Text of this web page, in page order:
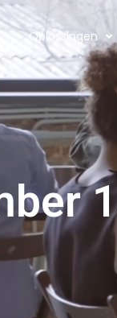
Oplossingen